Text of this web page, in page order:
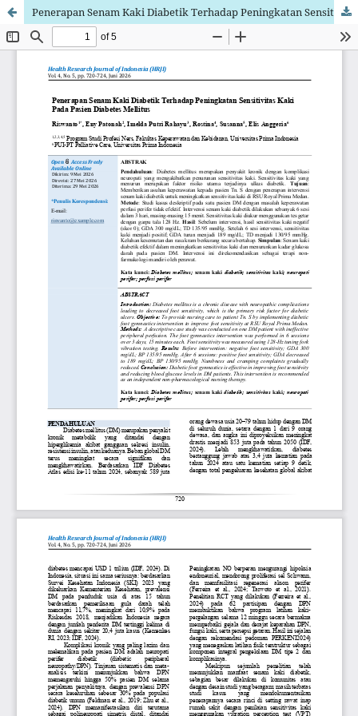
Penerapan Senam Kaki Diabetik Terhadap Peningkatan Sensitivitas Kaki Pada Pasien Diabetes Mellitus